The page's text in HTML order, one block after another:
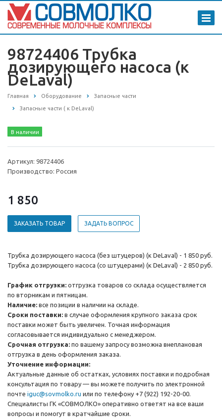
98724406 Трубка
дозирующего насоса (к
DeLaval)
Главная Оборудование Запасные части
Запасные части ( к DeLaval)
В наличии
Артикул: 98724406
Производство: Россия
1 850
ЗАКАЗАТЬ ТОВАР ЗАДАТЬ ВОПРОС
Трубка дозирующего насоса (без штуцеров) (к DeLaval) - 1 850 руб.
Трубка дозирующего насоса (со штуцерами) (к DeLaval) - 2 850 руб.
График отгрузки: отгрузка товаров со склада осуществляется
по вторникам и пятницам.
Наличие: все позиции в наличии на складе.
Сроки поставки: в случае оформления крупного заказа срок
поставки может быть увеличен. Точная информация
согласовывается индивидуально с менеджером.
Срочная отгрузка: по вашему запросу возможна внеплановая
отгрузка в день оформления заказа.
Уточнение информации:
Актуальные данные об остатках, условиях поставки и подробная
консультация по товару — вы можете получить по электронной
почте iguc@sovmolko.ru или по телефону +7 (922) 192-20-00.
Специалисты ГК «СОВМОЛКО» оперативно ответят на все ваши
вопросы и помогут в кратчайшие сроки.